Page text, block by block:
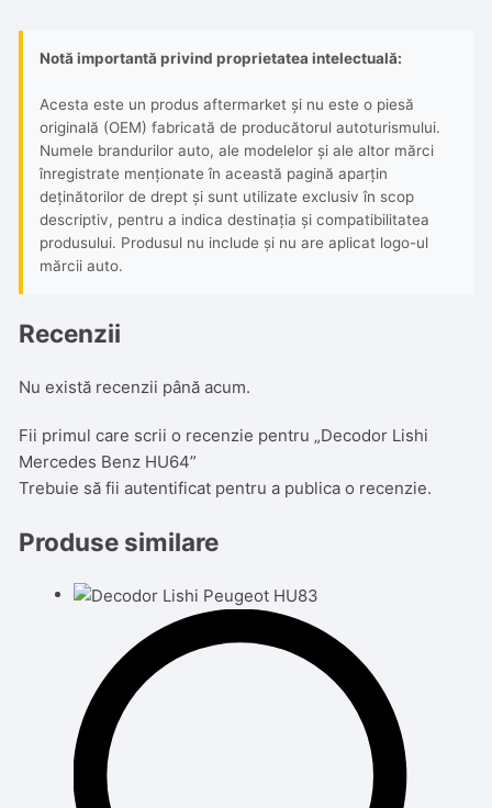
Notă importantă privind proprietatea intelectuală:
Acesta este un produs aftermarket și nu este o piesă
originală (OEM) fabricată de producătorul autoturismului.
Numele brandurilor auto, ale modelelor și ale altor mărci
înregistrate menționate în această pagină aparțin
deținătorilor de drept și sunt utilizate exclusiv în scop
descriptiv, pentru a indica destinația și compatibilitatea
produsului. Produsul nu include și nu are aplicat logo-ul
mărcii auto.
Recenzii
Nu există recenzii până acum.
Fii primul care scrii o recenzie pentru „Decodor Lishi
Mercedes Benz HU64”
Trebuie să fiiautentificat pentru a publica o recenzie.
Produse similare